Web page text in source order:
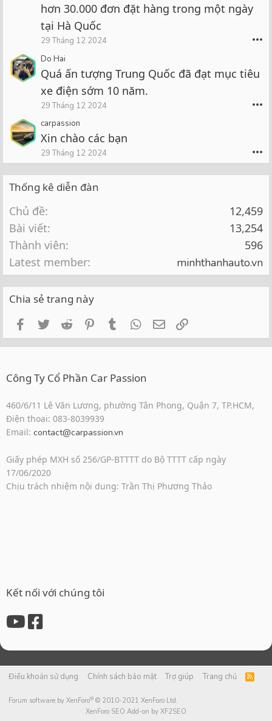
hơn 30.000 đơn đặt hàng trong một ngày
tại Hà Quốc
29 Tháng 12 2024 •••
Do Hai
Quá ấn tượng Trung Quốc đã đạt mục tiêu
xe điện sớm 10 năm.
29 Tháng 12 2024 •••
carpassion
Xin chào các bạn
29 Tháng 12 2024 •••
Thống kê diễn đàn
Chủ đề
12,459
Bài viết
13,254
Thành viên
596
Latest member
minhthanhauto.vn
Chia sẻ trang này
FacebookTwitterReddit PinterestTumblrWhatsApp
Email
Công Ty Cổ Phần Car Passion
460/6/11 Lê Văn Lương, phường Tân Phong, Quận 7, TP.HCM,
Điện thoại: 083-8039939
Email: contact@carpassion.vn
Giấy phép MXH số 256/GP-BTTTT do Bộ TTTT cấp ngày
17/06/2020
Chịu trách nhiệm nội dung: Trần Thị Phương Thảo
Kết nối với chúng tôi
Điều khoản sử dụng Chính sách bảo mật Trợ giúp Trang chủ
R
S
Forum software by XenForo® © 2010-2021 XenForo Ltd.
XenForo SEO Add-on by XF2SEO